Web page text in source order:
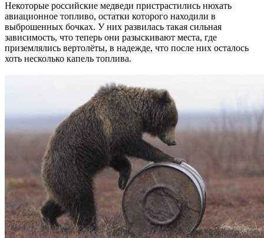
Некоторые российские медведи пристрастились нюхать
авиационное топливо, остатки которого находили в
выброшенных бочках. У них развилась такая сильная
зависимость, что теперь они разыскивают места, где
приземлялись вертолёты, в надежде, что после них осталось
хоть несколько капель топлива.